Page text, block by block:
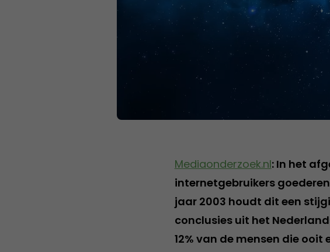
Mediaonderzoek.nl: In het
internetgebruikers
jaar 2003 houdt dit een
conclusies uit het
12% van de mensen die